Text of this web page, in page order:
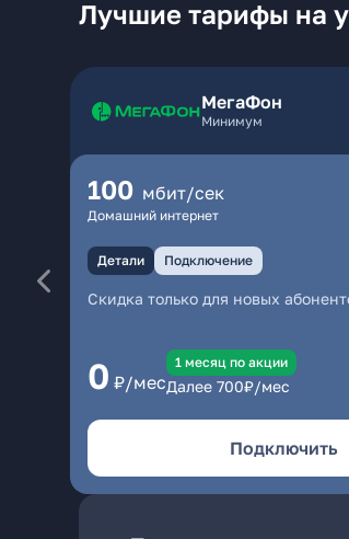
Лучшие тарифы на
МегаФон
Минимум
100 мбит/сек
Домашний интернет
Детали Подключение
Скидка только для новых
0 ₽/мес
1 месяц по акции
Далее 700₽/мес
Подключить